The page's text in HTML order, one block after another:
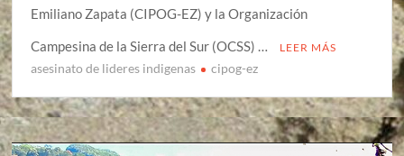
Emiliano Zapata (CIPOG-EZ) y la Organización
Campesina de la Sierra del Sur (OCSS) …
LEER MÁS
asesinato de lideres indigenas cipog-ez